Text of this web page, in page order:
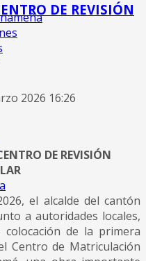
DE REVISIÓN
2026 16:26
DE REVISIÓN
el alcalde del cantón
a autoridades locales,
de la primera
Centro de Matriculación